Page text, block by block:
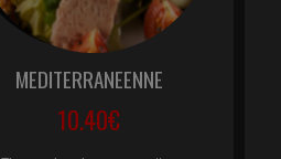
MEDITERRANEENNE
10.40€